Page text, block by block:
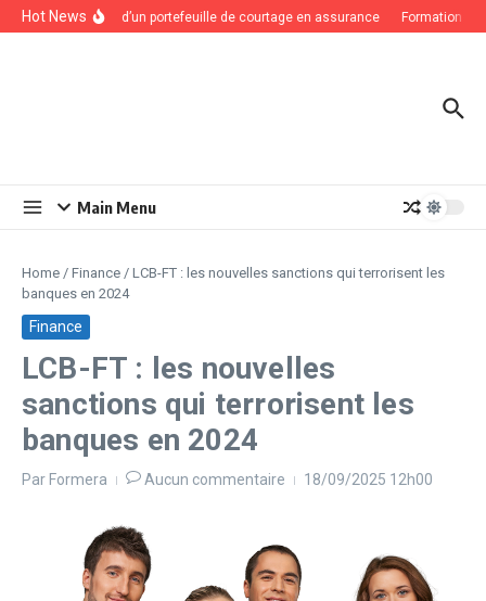
Aller au contenu
Hot News
Valorisation d’un portefeuille de courtage en assurance Formation
Main Menu
Home / Finance / LCB-FT : les nouvelles sanctions qui terrorisent les
banques en 2024
Finance
LCB-FT : les nouvelles
sanctions qui terrorisent les
banques en 2024
Par Formera Aucun commentaire 18/09/2025 12h00